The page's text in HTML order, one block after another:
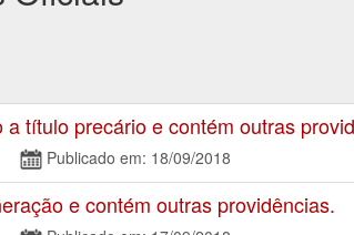
título precário e contém outras
| Publicado em: 18/09/2018
e contém outras providências.